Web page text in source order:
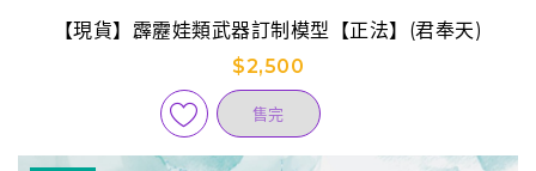
【現貨】霹靂娃類武器訂制模型【正法】(君奉天)
$2,500
售完